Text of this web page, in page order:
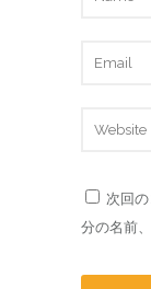
次回
分の名前